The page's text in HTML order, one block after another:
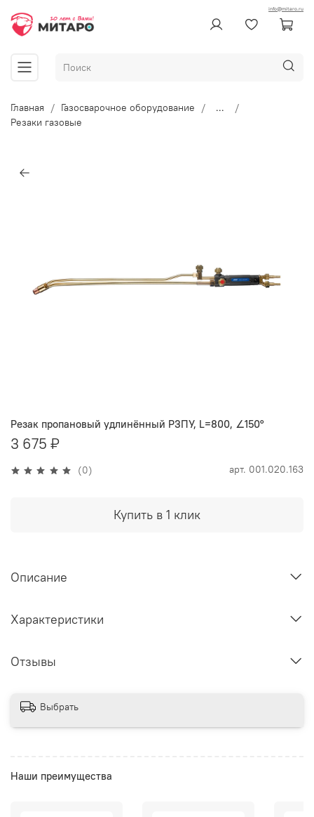
info@mitaro.ru
Главная Газосварочное оборудование
...
Резаки газовые
(0) арт. 001.020.163
Резак пропановый удлинённый Р3ПУ, L=800, ∠150°
3 675 ₽
Купить в 1 клик
Описание
Характеристики
Отзывы
Выбрать
Наши преимущества